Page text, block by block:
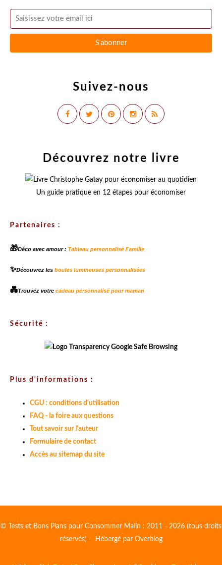
Suivez-nous
Découvrez notre livre
Un guide pratique en 12 étapes pour économiser
Partenaires :
🎁Déco avec amour : Tableau personnalisé Famille
✨Découvrez les boules lumineuses personnalisées
💑Trouvez votre cadeau personnalisé pour maman
Sécurité :
Plus d'informations :
CGU : conditions d'utilisation
FAQ - la foire aux questions
Tout savoir sur l'auteur
Formulaire de contact
Accès au sitemap du site
© Tests et Bons Plans pour Consommer Malin : 2011 - 2026 (tous droits
réservés) - Hébergé par Overblog